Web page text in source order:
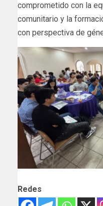
comprometido con la
comunitario y la
con perspectiva de
Redes